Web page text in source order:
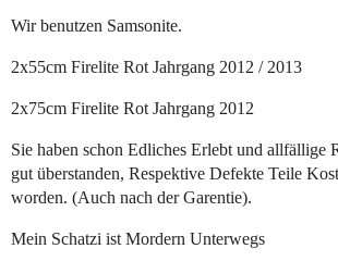
Wir benutzen Samsonite.
2x55cm Firelite Rot Jahrgang 2012 / 2013
2x75cm Firelite Rot Jahrgang 2012
Sie haben schon Edliches Erlebt und allfällige
gut überstanden, Respektive Defekte Teile
worden. (Auch nach der Garentie).
Mein Schatzi ist Mordern Unterwegs